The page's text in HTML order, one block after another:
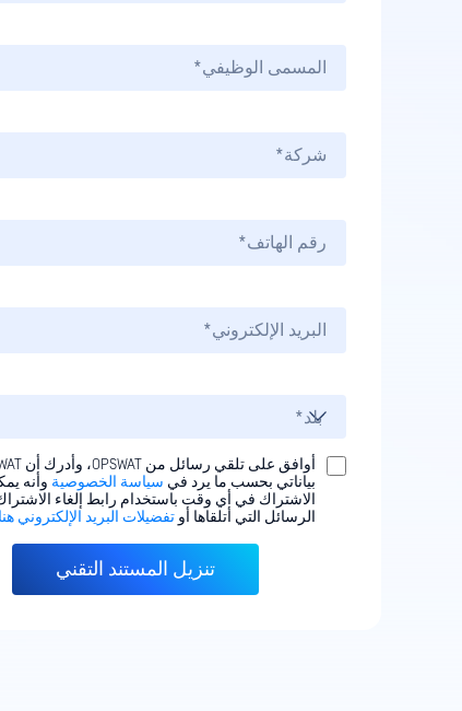
بياناتي بحسب ما يرد في سياسة الخصوصية وأنه
الاشتراك في أي وقت باستخدام رابط إلغاء
الرسائل التي أتلقاها أو تفضيلات البريد الإلكتروني هنا